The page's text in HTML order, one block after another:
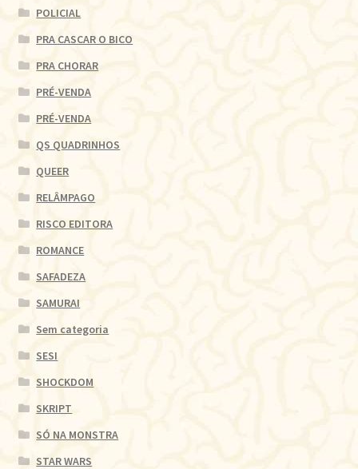
POLICIAL
PRA CASCAR O BICO
PRA CHORAR
PRÉ-VENDA
PRÉ-VENDA
QS QUADRINHOS
QUEER
RELÂMPAGO
RISCO EDITORA
ROMANCE
SAFADEZA
SAMURAI
Sem categoria
SESI
SHOCKDOM
SKRIPT
SÓ NA MONSTRA
STAR WARS